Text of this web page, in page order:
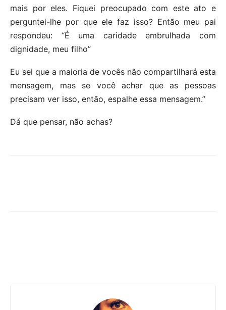
mais por eles. Fiquei preocupado com este ato e
perguntei-lhe por que ele faz isso? Então meu pai
respondeu: “É uma caridade embrulhada com
dignidade, meu filho”
Eu sei que a maioria de vocês não compartilhará esta
mensagem, mas se você achar que as pessoas
precisam ver isso, então, espalhe essa mensagem.”
Dá que pensar, não achas?